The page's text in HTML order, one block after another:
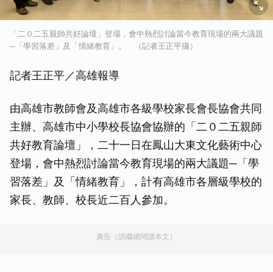
「二０二五親師共好論壇」登場，會中熱烈討論當今教育現場的兩大議題
─「學習落差」及「情緒教育」。 （記者王正平攝）
記者王正平／高雄報導
由高雄市教師會及高雄市各級學校家長會長協會共同
主辦、高雄市中小學校長協會協辦的「二０二五親師
共好教育論壇」，二十一日在鳳山大東文化藝術中心
登場，會中熱烈討論當今教育現場的兩大議題─「學
習落差」及「情緒教育」，計有高雄市各層級學校的
家長、教師、校長近二百人參加。
廣告（請繼續閱讀本文）